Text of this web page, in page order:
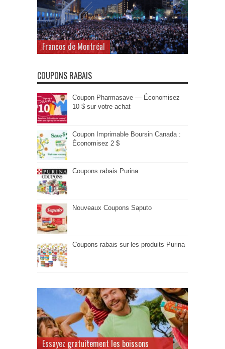
Francos de Montréal
COUPONS RABAIS
Coupon Pharmasave — Économisez
10 $ sur votre achat
Coupon Imprimable Boursin Canada :
Économisez 2 $
Coupons rabais Purina
Nouveaux Coupons Saputo
Coupons rabais sur les produits Purina
Essayez gratuitement les boissons